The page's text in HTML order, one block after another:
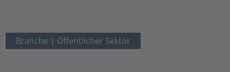
Branche | Öffentlicher Sektor